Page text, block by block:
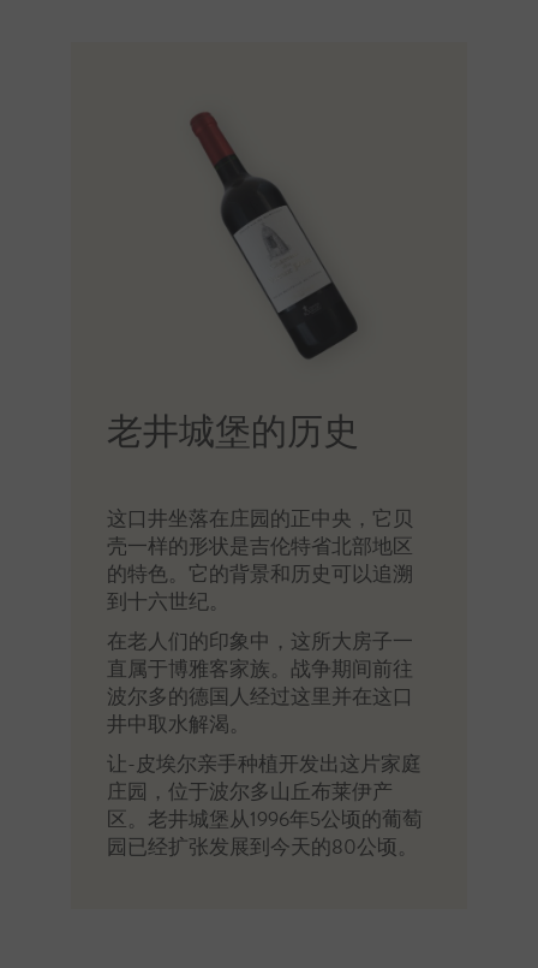
老井城堡的历史
这口井坐落在庄园的正中央，它贝
壳一样的形状是吉伦特省北部地区
的特色。它的背景和历史可以追溯
到十六世纪。
在老人们的印象中，这所大房子一
直属于博雅客家族。战争期间前往
波尔多的德国人经过这里并在这口
井中取水解渴。
让-皮埃尔亲手种植开发出这片家庭
庄园，位于波尔多山丘布莱伊产
区。老井城堡从1996年5公顷的葡萄
园已经扩张发展到今天的80公顷。